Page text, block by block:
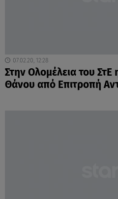
07.02.20, 12:28
Στην Ολομέλεια του
Θάνου από Επιτροπή